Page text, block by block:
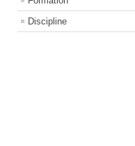
Discipline